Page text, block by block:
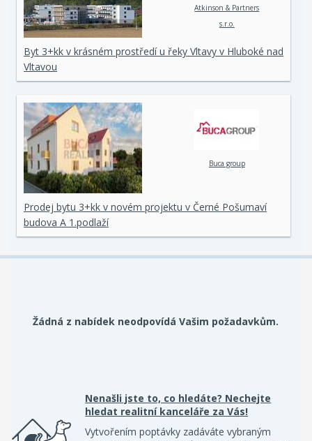
Atkinson & Partners
s.r.o.
Byt 3+kk v krásném prostředí u řeky Vltavy v Hluboké nad
Vltavou
Buca group
Prodej bytu 3+kk v novém projektu v Černé Pošumaví
budova A 1.podlaží
Žádná z nabídek neodpovídá Vašim požadavkům.
Nenašli jste to, co hledáte? Nechejte
hledat realitní kanceláře za Vás!
Vytvořením poptávky zadáváte vybraným